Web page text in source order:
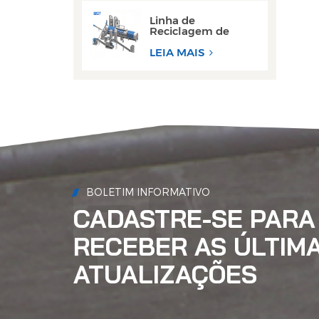
Linha de
Reciclagem de
Decapagem de
Latas de Alumínio
LEIA MAIS
BOLETIM INFORMATIVO
CADASTRE-SE PARA
RECEBER AS
ATUALIZAÇÕES